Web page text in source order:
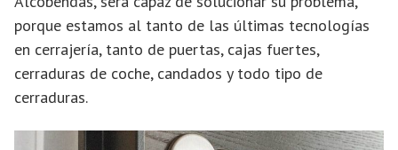
porque estamos al tanto de las últimas tecnologías
en cerrajería, tanto de puertas, cajas fuertes,
cerraduras de coche, candados y todo tipo de
cerraduras.